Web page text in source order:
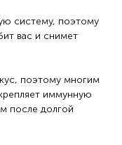
систему, поэтому
вас и снимет
поэтому многим
иммунную
после долгой